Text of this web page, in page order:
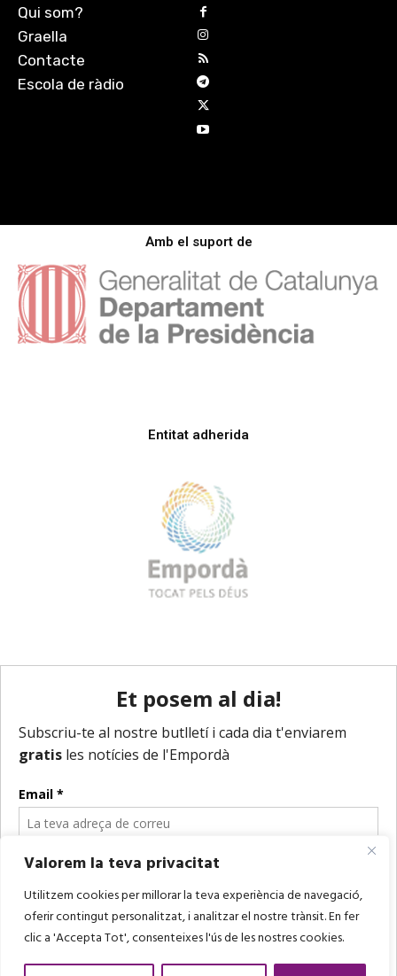
Valorem la teva privacitat
Utilitzem cookies per millorar la teva experiència de navegació,
oferir contingut personalitzat, i analitzar el nostre trànsit. En fer
clic a 'Accepta Tot', consenteixes l'ús de les nostres cookies.
Qui som?
Graella
Contacte
Escola de ràdio
Amb el suport de
Entitat adherida